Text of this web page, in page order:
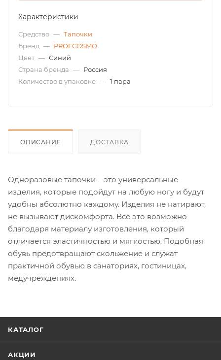
Характеристики
Средство — Тапочки
Бренд — PROFCOSMO
Цвет — Синий
Страна бренда — Россия
Количество в упаковке — 1 пара
ОПИСАНИЕ ДОСТАВКА
Одноразовые тапочки – это универсальные
изделия, которые подойдут на любую ногу и будут
удобны абсолютно каждому. Изделия не натирают,
не вызывают дискомфорта. Все это возможно
благодаря материалу изготовления, который
отличается эластичностью и мягкостью. Подобная
обувь предотвращают скольжение и служат
практичной обувью в санаториях, гостиницах,
медучреждениях.
КАТАЛОГ
АКЦИИ